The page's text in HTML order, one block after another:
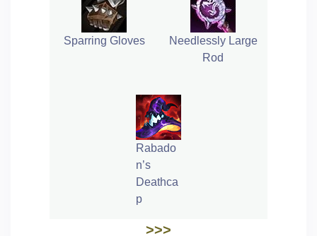
Sparring Gloves
Needlessly Large
Rod
Rabado
n’s
Deathca
p
>>>